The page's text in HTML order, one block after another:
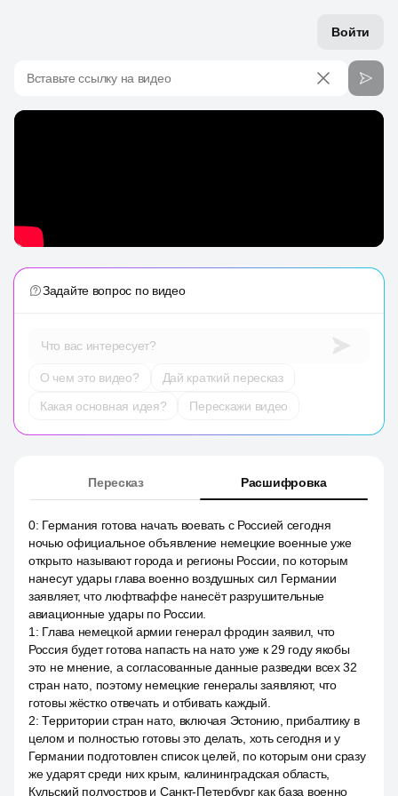
Войти
Вставьте ссылку на видео
Задайте вопрос по видео
Что вас интересует?
О чем это видео?
Дай краткий пересказ
Какая основная идея?
Перескажи видео
Пересказ Расшифровка
0: Германия готова начать воевать с Россией сегодня
ночью официальное объявление немецкие военные уже
открыто называют города и регионы России, по которым
нанесут удары глава военно воздушных сил Германии
заявляет, что люфтваффе нанесёт разрушительные
авиационные удары по России.
1 : Глава немецкой армии генерал фродин заявил, что
Россия будет готова напасть на нато уже к 29 году якобы
это не мнение, а согласованные данные разведки всех 32
стран нато, поэтому немецкие генералы заявляют, что
готовы жёстко отвечать и отбивать каждый.
2:Территории стран нато, включая Эстонию, прибалтику в
целом и полностью готовы это делать, хоть сегодня и у
Германии подготовлен список целей, по которым они сразу
же ударят среди них крым, калининградская область,
Кульский полуостров и Санкт-Петербург как база военно